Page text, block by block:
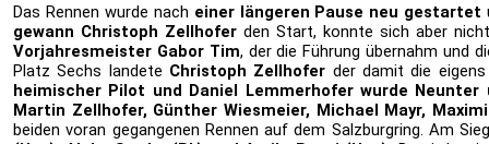
Das Rennen wurde nach einer längeren Pause neu gestartet
gewann Christoph Zellhoferden Start, konnte sich aber
Vorjahresmeister Gabor Tim, der die Führung übernahm und
Platz Sechs landete Christoph Zellhofer der damit die
heimischer Pilot und Daniel Lemmerhofer wurde
Martin Zellhofer, Günther Wiesmeier, Michael Mayr,
beiden voran gegangenen Rennen auf dem Salzburgring. Am